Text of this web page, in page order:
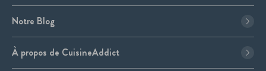
Notre Blog
À propos de CuisineAddict